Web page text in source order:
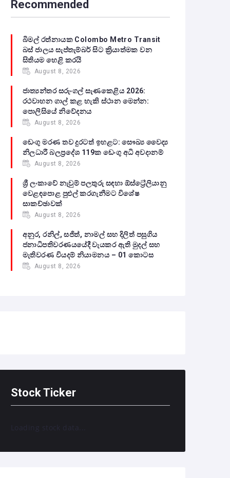
Recommended
බිමල් රත්නායක Colombo Metro Transit
බස් ජාලය සැප්තැම්බර් සිට ක්‍රියාත්මක වන
සිතියම හෙළි කරයි
August 8, 2026
ජාත්‍යන්තර සරුංගල් සැණකෙළිය 2026:
රථවාහන ගාල් කළ හැකි ස්ථාන මෙන්න:
පොලිසියේ නිවේදනය
August 8, 2026
ඩෙංගු මරණ තව දුරටත් ඉහළට: සෞඛ්‍ය වෛද්‍ය
නිලධාරී බලප්‍රදේශ 119ක ඩෙංගු අධි අවදානම්
August 8, 2026
ශ්‍රී ලංකාවේ නැවුම් පලතුරු සඳහා ඕස්ට්‍රේලියානු
වෙළඳපොළ පුළුල් කරගැනීමට විශේෂ
සාකච්ඡාවක්
August 8, 2026
අනුර, රනිල්, සජිත්, නාමල් සහ දිලිත් පසුගිය
ජනාධිපතිවරණයයේදී වැයකර ඇති මුදල් සහ
මැතිවරණ වියදම් නියාමනය – 01 කොටස
August 8, 2026
Stock Ticker
Loading stock data...